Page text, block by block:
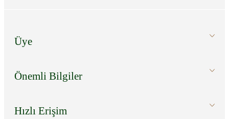
Üye
Önemli Bilgiler
Hızlı Erişim